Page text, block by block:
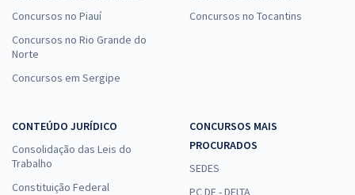
Concursos no Piauí
Concursos no Rio Grande do
Norte
Concursos em Sergipe
Concursos no Tocantins
CONTEÚDO JURÍDICO
Consolidação das Leis do
Trabalho
Constituição Federal
CONCURSOS MAIS
PROCURADOS
SEDES
PC DF - DELTA